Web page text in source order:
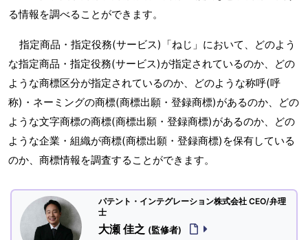
る情報を調べることができます。
指定商品・指定役務(サービス)「ねじ」において、どのよう
な指定商品・指定役務(サービス)が指定されているのか、どの
ような商標区分が指定されているのか、どのような称呼(呼
称)・ネーミングの商標(商標出願・登録商標)があるのか、どの
ような文字商標の商標(商標出願・登録商標)があるのか、どの
ような企業・組織が商標(商標出願・登録商標)を保有している
のか、商標情報を調査することができます。
パテント・インテグレーション株式会社 CEO/弁理
士
大瀬 佳之 (監修者)